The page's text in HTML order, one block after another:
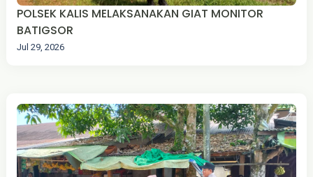
POLSEK KALIS MELAKSANAKAN GIAT MONITOR
BATIGSOR
Jul 29, 2026